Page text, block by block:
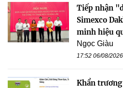
Tiếp nhận
Simexco
minh hiệu
Ngọc Giàu
17:52 06/08/2026
Khẩn